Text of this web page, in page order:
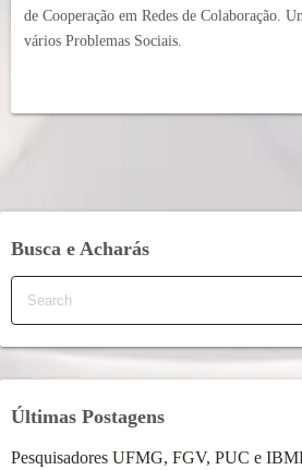
de Cooperação em Redes de Colaboração.
vários Problemas Sociais.
Busca e Acharás
Últimas Postagens
Pesquisadores UFMG, FGV, PUC e